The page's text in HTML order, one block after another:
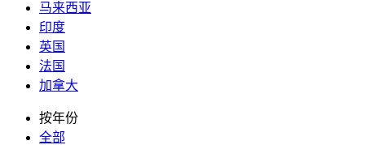
马来西亚
印度
英国
法国
加拿大
按年份
全部